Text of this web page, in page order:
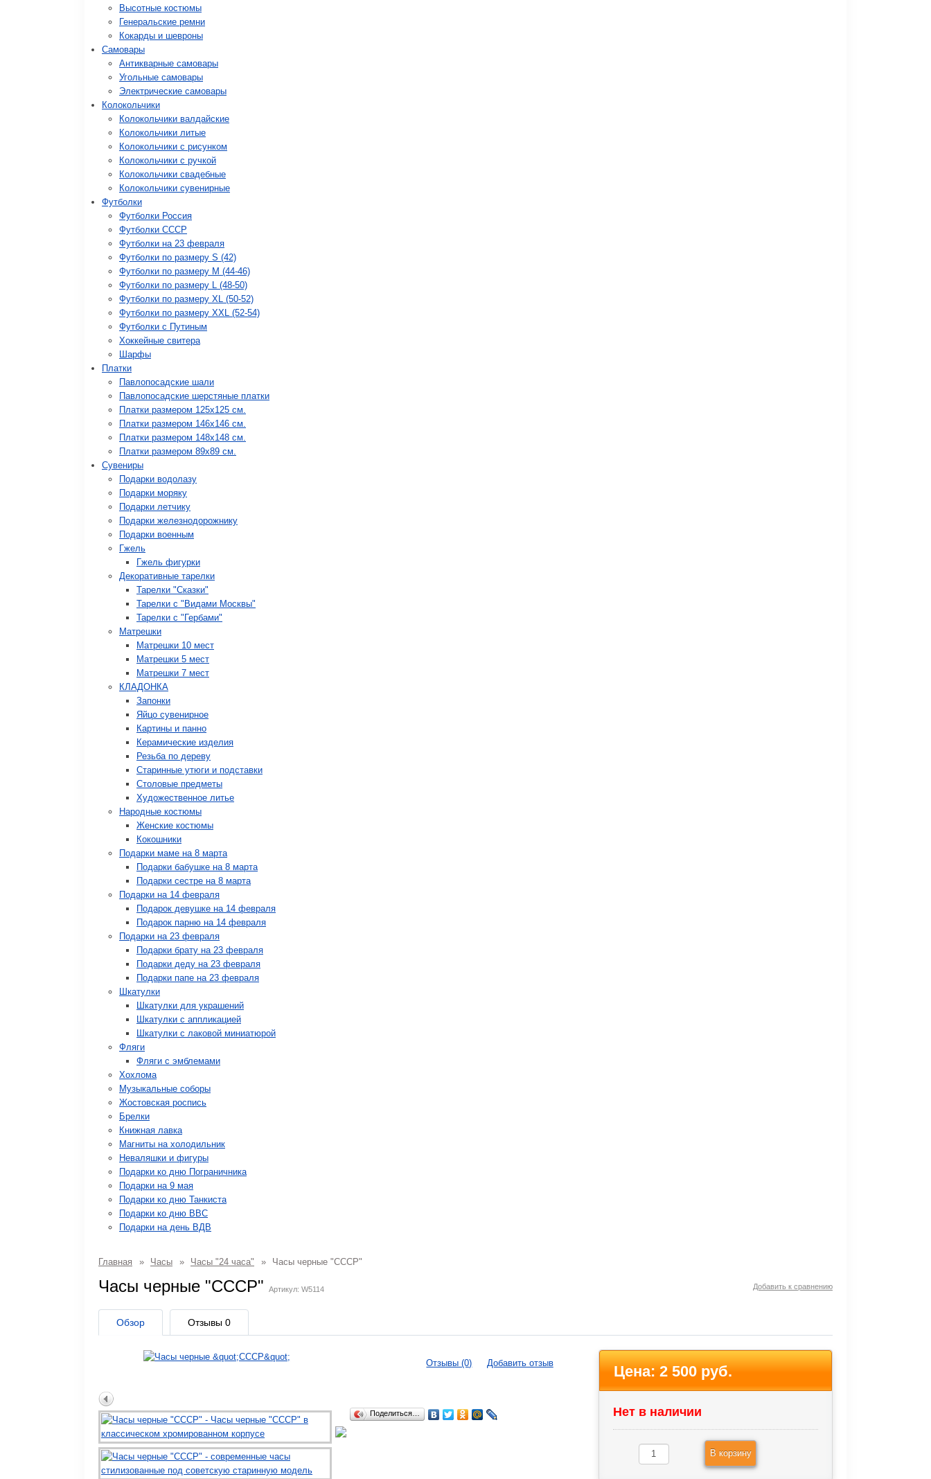
Высотные костюмы
Генеральские ремни
Кокарды и шевроны
Cамовары
Антикварные самовары
Угольные самовары
Электрические самовары
Колокольчики
Колокольчики валдайские
Колокольчики литые
Колокольчики с рисунком
Колокольчики с ручкой
Колокольчики свадебные
Колокольчики сувенирные
Футболки
Футболки Россия
Футболки СССР
Футболки на 23 февраля
Футболки по размеру S (42)
Футболки по размеру М (44-46)
Футболки по размеру L (48-50)
Футболки по размеру XL (50-52)
Футболки по размеру XXL (52-54)
Футболки с Путиным
Хоккейные свитера
Шарфы
Платки
Павлопосадские шали
Павлопосадские шерстяные платки
Платки размером 125х125 см.
Платки размером 146х146 см.
Платки размером 148х148 см.
Платки размером 89х89 см.
Сувениры
Подарки водолазу
Подарки моряку
Подарки летчику
Подарки железнодорожнику
Подарки военным
Гжель
Гжель фигурки
Декоративные тарелки
Тарелки "Сказки"
Тарелки с "Видами Москвы"
Тарелки с "Гербами"
Матрешки
Матрешки 10 мест
Матрешки 5 мест
Матрешки 7 мест
КЛАДОНКА
Запонки
Яйцо сувенирное
Картины и панно
Керамические изделия
Резьба по дереву
Старинные утюги и подставки
Столовые предметы
Художественное литье
Народные костюмы
Женские костюмы
Кокошники
Подарки маме на 8 марта
Подарки бабушке на 8 марта
Подарки сестре на 8 марта
Подарки на 14 февраля
Подарок девушке на 14 февраля
Подарок парню на 14 февраля
Подарки на 23 февраля
Подарки брату на 23 февраля
Подарки деду на 23 февраля
Подарки папе на 23 февраля
Шкатулки
Шкатулки для украшений
Шкатулки с аппликацией
Шкатулки с лаковой миниатюрой
Фляги
Фляги с эмблемами
Хохлома
Музыкальные соборы
Жостовская роспись
Брелки
Книжная лавка
Магниты на холодильник
Неваляшки и фигуры
Подарки ко дню Пограничника
Подарки на 9 мая
Подарки ко дню Танкиста
Подарки ко дню ВВС
Подарки на день ВДВ
Главная » Часы » Часы "24 часа" » Часы черные "СССР"
Часы черные "СССР" Артикул: W5114 Добавить к сравнению
Обзор Отзывы 0
Отзывы (0) Добавить отзыв
Поделиться…
Цена:2 500 руб.
Нет в наличии
В корзину